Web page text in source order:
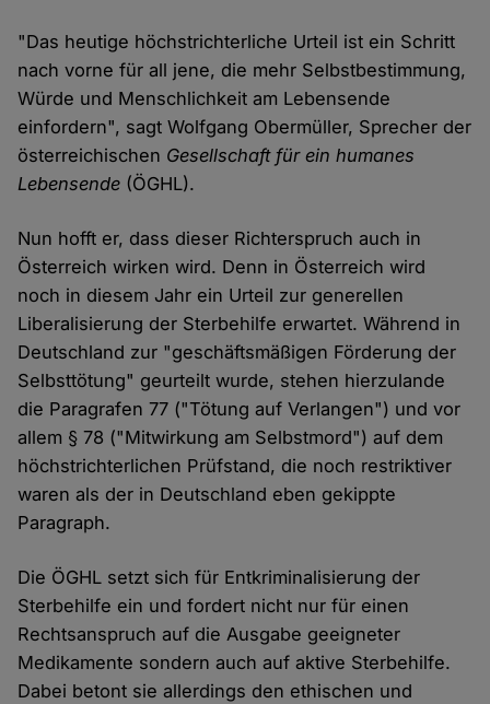
"Das heutige höchstrichterliche Urteil ist ein Schritt
nach vorne für all jene, die mehr Selbstbestimmung,
Würde und Menschlichkeit am Lebensende
einfordern", sagt Wolfgang Obermüller, Sprecher der
österreichischen Gesellschaft für ein humanes
Lebensende (ÖGHL).
Nun hofft er, dass dieser Richterspruch auch in
Österreich wirken wird. Denn in Österreich wird
noch in diesem Jahr ein Urteil zur generellen
Liberalisierung der Sterbehilfe erwartet. Während in
Deutschland zur "geschäftsmäßigen Förderung der
Selbsttötung" geurteilt wurde, stehen hierzulande
die Paragrafen 77 ("Tötung auf Verlangen") und vor
allem § 78 ("Mitwirkung am Selbstmord") auf dem
höchstrichterlichen Prüfstand, die noch restriktiver
waren als der in Deutschland eben gekippte
Paragraph.
Die ÖGHL setzt sich für Entkriminalisierung der
Sterbehilfe ein und fordert nicht nur für einen
Rechtsanspruch auf die Ausgabe geeigneter
Medikamente sondern auch auf aktive Sterbehilfe.
Dabei betont sie allerdings den ethischen und